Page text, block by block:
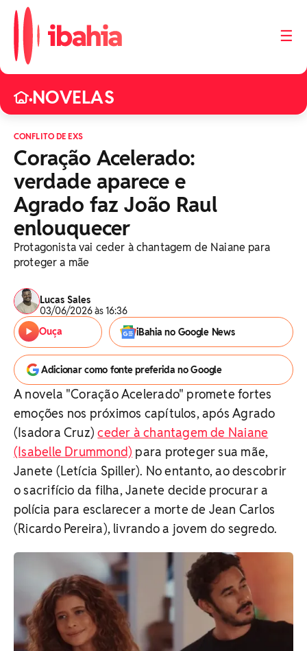
☰
•NOVELAS
CONFLITO DE EXS
Coração Acelerado:
verdade aparece e
Agrado faz João Raul
enlouquecer
Protagonista vai ceder à chantagem de Naiane para
proteger a mãe
Lucas Sales
03/06/2026 às 16:36
Ouça
iBahia no Google News
Adicionar como fonte preferida no Google
A novela "Coração Acelerado" promete fortes
emoções nos próximos capítulos, após Agrado
(Isadora Cruz)ceder à chantagem de Naiane
(Isabelle Drummond) para proteger sua mãe,
Janete (Letícia Spiller). No entanto, ao descobrir
o sacrifício da filha, Janete decide procurar a
polícia para esclarecer a morte de Jean Carlos
(Ricardo Pereira), livrando a jovem do segredo.